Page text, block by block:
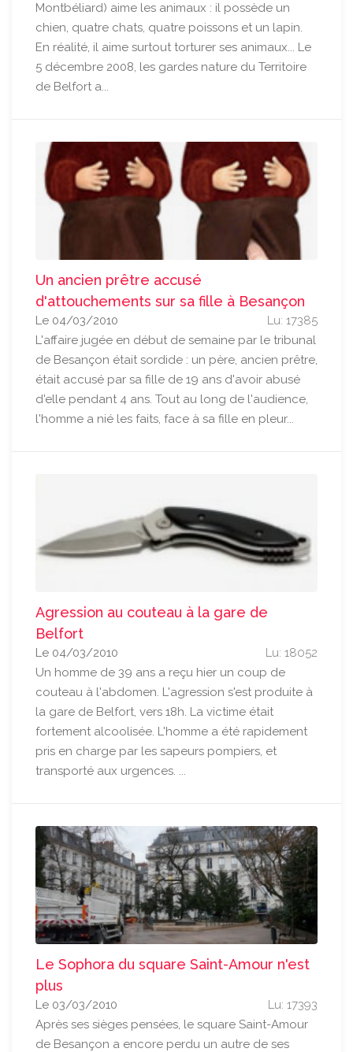
Montbéliard) aime les animaux : il possède un
chien, quatre chats, quatre poissons et un lapin.
En réalité, il aime surtout torturer ses animaux... Le
5 décembre 2008, les gardes nature du Territoire
de Belfort a...
Un ancien prêtre accusé
d'attouchements sur sa fille à Besançon
Lu: 17385
Le 04/03/2010
L'affaire jugée en début de semaine par le tribunal
de Besançon était sordide : un père, ancien prêtre,
était accusé par sa fille de 19 ans d'avoir abusé
d'elle pendant 4 ans. Tout au long de l'audience,
l'homme a nié les faits, face à sa fille en pleur...
Agression au couteau à la gare de
Belfort
Lu: 18052
Le 04/03/2010
Un homme de 39 ans a reçu hier un coup de
couteau à l'abdomen. L'agression s'est produite à
la gare de Belfort, vers 18h. La victime était
fortement alcoolisée. L'homme a été rapidement
pris en charge par les sapeurs pompiers, et
transporté aux urgences. ...
Le Sophora du square Saint-Amour n'est
plus
Lu: 17393
Le 03/03/2010
Après ses sièges pensées, le square Saint-Amour
de Besançon a encore perdu un autre de ses